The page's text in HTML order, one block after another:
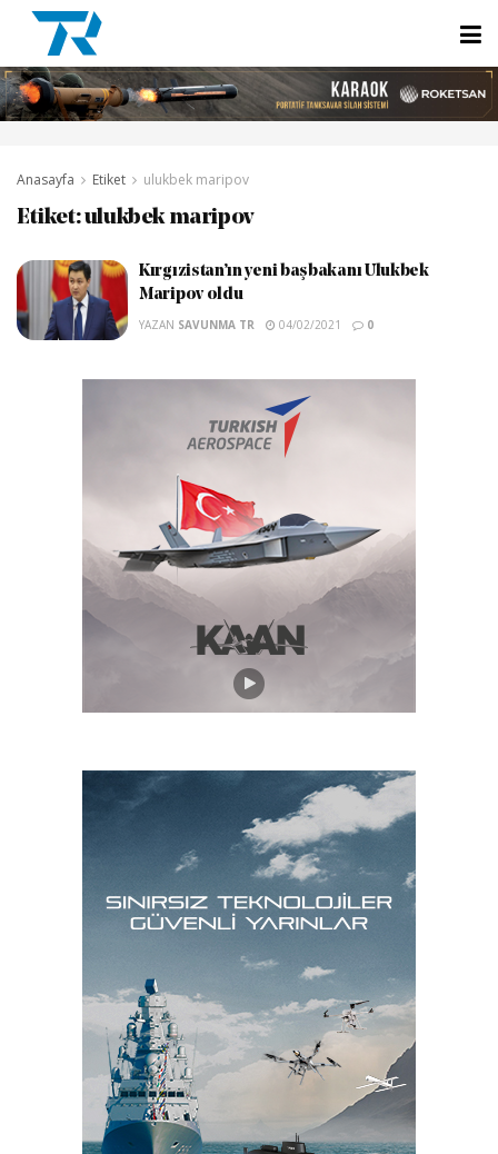
Anasayfa Etiket ulukbek maripov
Etiket:ulukbek maripov
Kırgızistan’ın yeni başbakanı Ulukbek
Maripov oldu
YAZAN SAVUNMA TR 04/02/2021 0